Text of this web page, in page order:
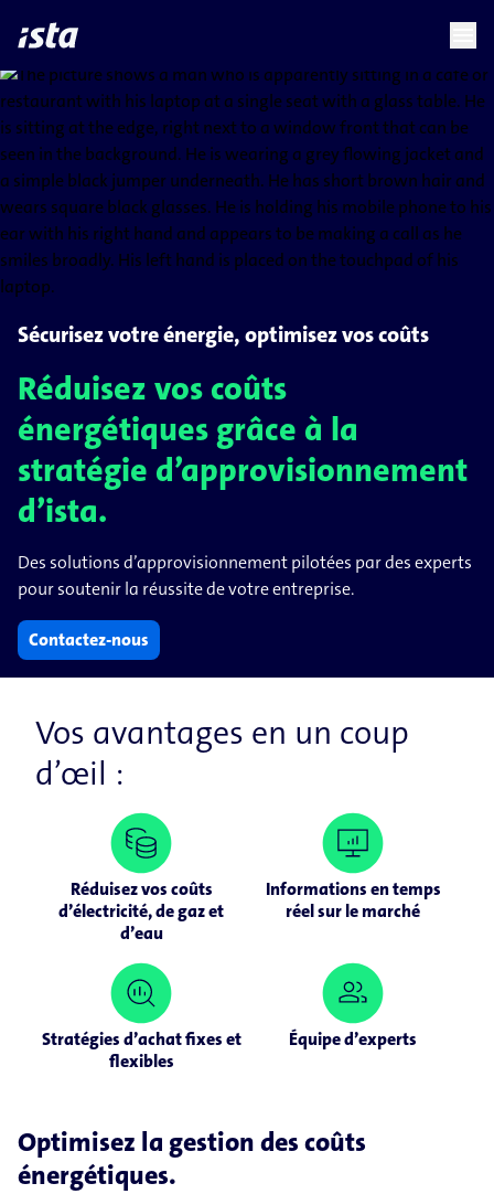
languagechevron_right
Sécurisez votre énergie, optimisez vos coûts
Réduisez vos coûts
énergétiques grâce à la
stratégie d’approvisionnement
d’ista.
Des solutions d’approvisionnement pilotées par des experts
pour soutenir la réussite de votre entreprise.
Contactez-nous
Vos avantages en un coup
d’œil :
Réduisez vos coûts
d’électricité, de gaz et
d’eau
Informations en temps
réel sur le marché
Stratégies d’achat fixes et
flexibles
Équipe d’experts
Optimisez la gestion des coûts
énergétiques.